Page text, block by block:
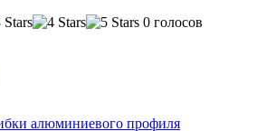
0 голосов
алюминиевого профиля